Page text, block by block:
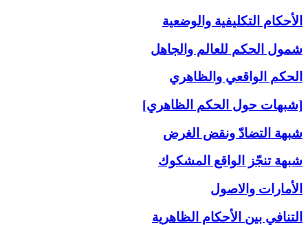
الأحكام التكليفية والوضعية
شمول الحكم للعالم والجاهل
الحكم الواقعي والظاهري
[شبهات حول الحكم الظاهري]
شبهة التضادّ ونقض الغرض
شبهة تنجّز الواقع المشكوك
الأمارات والاصول
التنافي بين الأحكام الظاهرية